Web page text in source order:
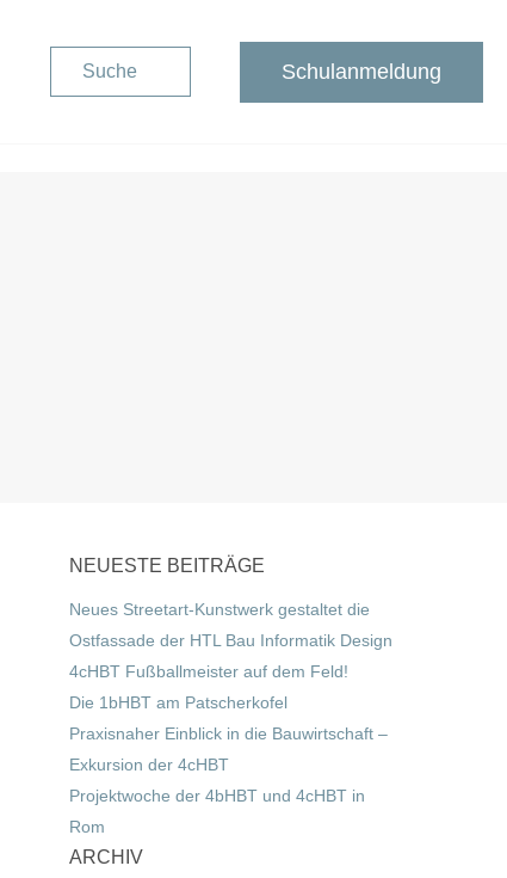
Suche Schulanmeldung
NEUESTE BEITRÄGE
Neues Streetart-Kunstwerk gestaltet die
Ostfassade der HTL Bau Informatik Design
4cHBT Fußballmeister auf dem Feld!
Die 1bHBT am Patscherkofel
Praxisnaher Einblick in die Bauwirtschaft –
Exkursion der 4cHBT
Projektwoche der 4bHBT und 4cHBT in
Rom
ARCHIV